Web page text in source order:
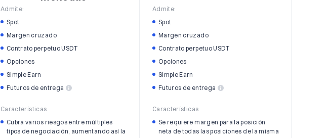
Admite:
Spot
Margen cruzado
Contrato perpetuo USDT
Opciones
Simple Earn
Futuros de entrega
Características
Cubra varios riesgos entre múltiples
tipos de negociación, aumentando así la
Admite:
Spot
Margen cruzado
Contrato perpetuo USDT
Opciones
Simple Earn
Futuros de entrega
Características
Se requiere margen para la posición
neta de todas las posiciones de la misma